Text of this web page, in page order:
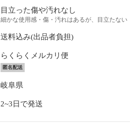
目立った傷や汚れなし
細かな使用感・傷・汚れはあるが、目立たない
送料込み(出品者負担)
らくらくメルカリ便
匿名配送
岐阜県
2~3日で発送